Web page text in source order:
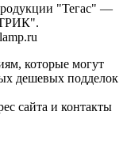
"Тегас" —
которые могут
дешевых подделок
сайта и контакты